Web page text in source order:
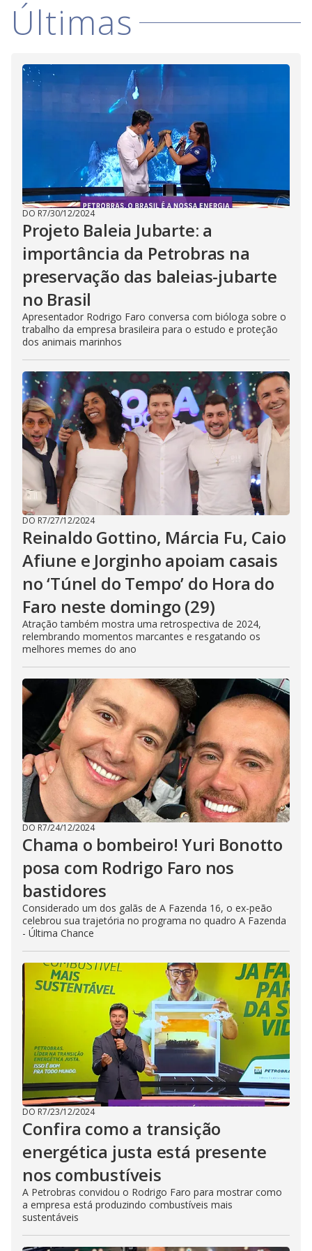
V
i
d
e
o
Últimas
DO R7/30/12/2024
Projeto Baleia Jubarte: a
importância da Petrobras na
preservação das baleias-jubarte
no Brasil
Apresentador Rodrigo Faro conversa com bióloga sobre o
trabalho da empresa brasileira para o estudo e proteção
dos animais marinhos
DO R7/27/12/2024
Reinaldo Gottino, Márcia Fu, Caio
Afiune e Jorginho apoiam casais
no ‘Túnel do Tempo’ do Hora do
Faro neste domingo (29)
Atração também mostra uma retrospectiva de 2024,
relembrando momentos marcantes e resgatando os
melhores memes do ano
DO R7/24/12/2024
Chama o bombeiro! Yuri Bonotto
posa com Rodrigo Faro nos
bastidores
Considerado um dos galãs de A Fazenda 16, o ex-peão
celebrou sua trajetória no programa no quadro A Fazenda
- Última Chance
DO R7/23/12/2024
Confira como a transição
energética justa está presente
nos combustíveis
A Petrobras convidou o Rodrigo Faro para mostrar como
a empresa está produzindo combustíveis mais
sustentáveis